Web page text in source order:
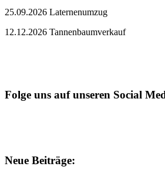
25.09.2026 Laternenumzug
12.12.2026 Tannenbaumverkauf
Folge uns auf unseren Social
Neue Beiträge: